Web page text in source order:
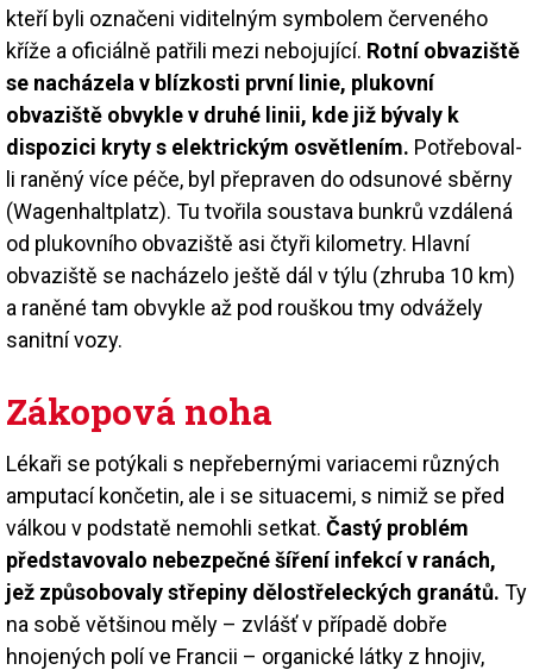
kteří byli označeni viditelným symbolem červeného
kříže a oficiálně patřili mezi nebojující. Rotní obvaziště
se nacházela v blízkosti první linie, plukovní
obvaziště obvykle v druhé linii, kde již bývaly k
dispozici kryty s elektrickým osvětlením. Potřeboval-
li raněný více péče, byl přepraven do odsunové sběrny
(Wagenhaltplatz). Tu tvořila soustava bunkrů vzdálená
od plukovního obvaziště asi čtyři kilometry. Hlavní
obvaziště se nacházelo ještě dál v týlu (zhruba 10 km)
a raněné tam obvykle až pod rouškou tmy odvážely
sanitní vozy.
Zákopová noha
Lékaři se potýkali s nepřebernými variacemi různých
amputací končetin, ale i se situacemi, s nimiž se před
válkou v podstatě nemohli setkat. Častý problém
představovalo nebezpečné šíření infekcí v ranách,
jež způsobovaly střepiny dělostřeleckých granátů. Ty
na sobě většinou měly – zvlášť v případě dobře
hnojených polí ve Francii – organické látky z hnojiv,